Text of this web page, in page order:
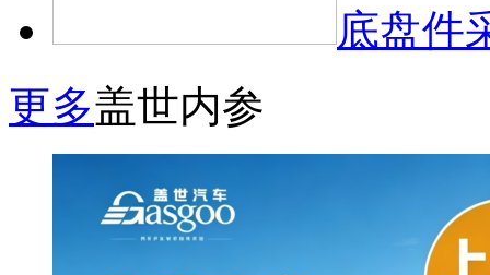
底盘件
更多盖世内参